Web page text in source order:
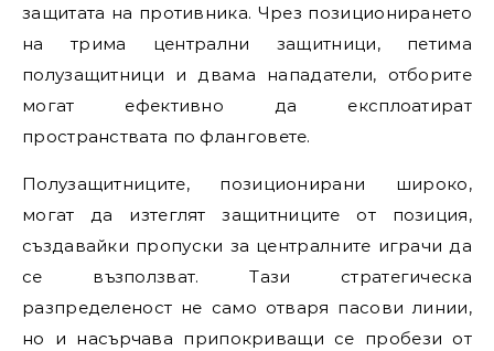
защитата на противника. Чрез позиционирането
на трима централни защитници, петима
полузащитници и двама нападатели, отборите
могат ефективно да експлоатират
пространствата по фланговете.
Полузащитниците, позиционирани широко,
могат да изтеглят защитниците от позиция,
създавайки пропуски за централните играчи да
се възползват. Тази стратегическа
разпределеност не само отваря пасови линии,
но и насърчава припокриващи се пробези от